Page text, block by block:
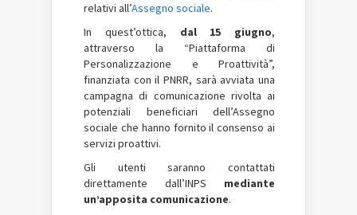
relativi all’Assegno sociale.
In quest’ottica, dal 15 giugno,
attraverso la “Piattaforma di
Personalizzazione e Proattività”,
finanziata con il PNRR, sarà avviata una
campagna di comunicazione rivolta ai
potenziali beneficiari dell’Assegno
sociale che hanno fornito il consenso ai
servizi proattivi.
Gli utenti saranno contattati
direttamente dall’INPS mediante
un’apposita comunicazione.